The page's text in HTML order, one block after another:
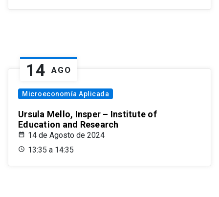
14 AGO
Microeconomía Aplicada
Ursula Mello, Insper – Institute of
Education and Research
14 de Agosto de 2024
13:35 a 14:35